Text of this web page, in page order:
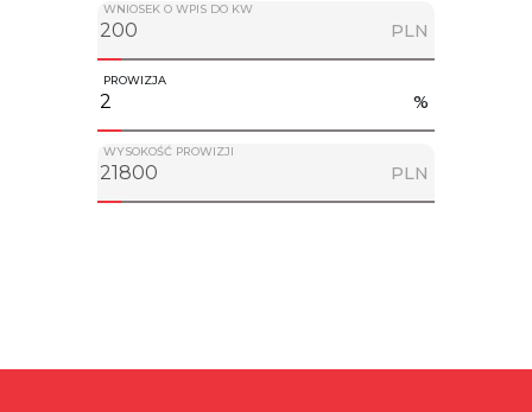
WNIOSEK O WPIS DO KW
PLN
PROWIZJA
%
WYSOKOŚĆ PROWIZJI
PLN